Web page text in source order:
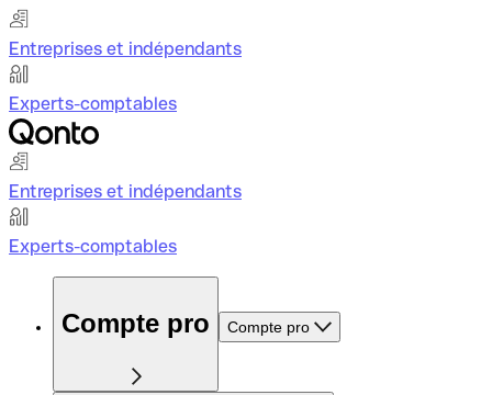
Entreprises et indépendants
Experts-comptables
Entreprises et indépendants
Experts-comptables
Compte pro Compte pro